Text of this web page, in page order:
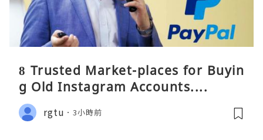
8 Trusted Market-places for Buyin
g Old Instagram Accounts....
rgtu 3小時前